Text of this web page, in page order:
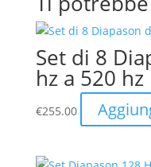
Set di 8
hz a 520 hz
€255.00